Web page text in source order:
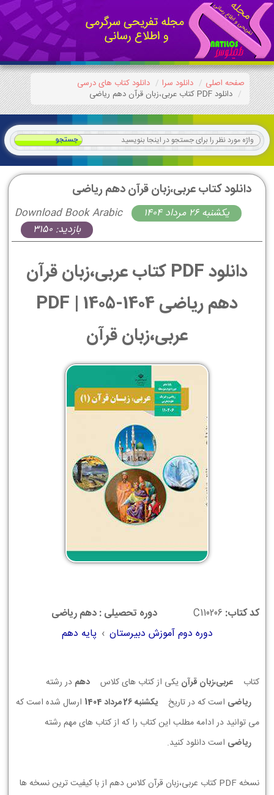
صفحه اصلی دانلود سرا
دانلود کتاب های درسی
دانلود PDF کتاب عربی،زبان قرآن دهم ریاضی
دانلود کتاب عربی،زبان قرآن دهم ریاضی
Download Book Arabic
يكشنبه 26 مرداد 1404
بازدید: 3150
دانلود PDF کتاب عربی،زبان قرآن
دهم ریاضی 1404-1405 | PDF
عربی،زبان قرآن
کد کتاب: C110206
دوره تحصیلی : دهم ریاضی
دوره دوم آموزش دبیرستان › پایه دهم
کتاب عربی،زبان قرآن یکی از کتاب های کلاس دهم در رشته
ریاضی است که در تاریخ يكشنبه 26 مرداد 1404
ارسال شده است که
می توانید در ادامه مطلب این کتاب را که از کتاب های مهم رشته
ریاضی است دانلود کنید.
نسخه PDF کتاب عربی،زبان قرآن کلاس دهم از با کیفیت ترین نسخه ها